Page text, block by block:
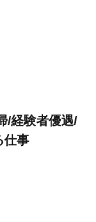
/経験者優遇/
仕事